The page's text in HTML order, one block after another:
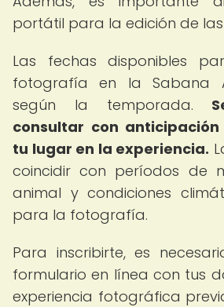
portátil para la edición de
Las fechas disponibles
fotografía en la Sabana
según la temporada.
consultar con
tu lugar en la experiencia.
coincidir con períodos de
animal y condiciones
para la fotografía.
Para inscribirte, es
formulario en línea con tus
experiencia fotográfica